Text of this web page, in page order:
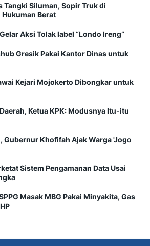
Tangki Siluman, Sopir Truk di
Berat
Aksi Tolak label “Londo Ireng”
Gresik Pakai Kantor Dinas untuk
Kejari Mojokerto Dibongkar untuk
Ketua KPK: Modusnya Itu-itu
Gubernur Khofifah Ajak Warga 'Jogo
Sistem Pengamanan Data Usai
Masak MBG Pakai Minyakita, Gas